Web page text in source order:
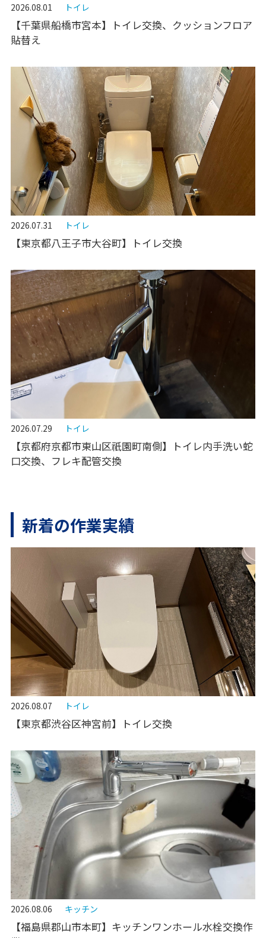
2026.08.01 トイレ
【千葉県船橋市宮本】トイレ交換、クッションフロア
貼替え
2026.07.31 トイレ
【東京都八王子市大谷町】トイレ交換
2026.07.29 トイレ
【京都府京都市東山区祇園町南側】トイレ内手洗い蛇
口交換、フレキ配管交換
新着の作業実績
2026.08.07 トイレ
【東京都渋谷区神宮前】トイレ交換
2026.08.06 キッチン
【福島県郡山市本町】キッチンワンホール水栓交換作